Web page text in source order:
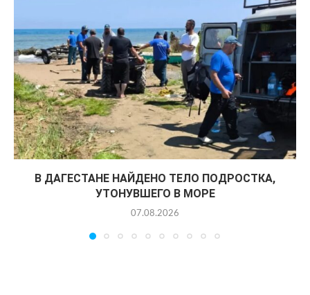
В ДАГЕСТАНЕ НАЙДЕНО ТЕЛО ПОДРОСТКА,
УТОНУВШЕГО В МОРЕ
07.08.2026